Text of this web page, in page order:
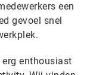
een
gevoel snel
erg enthousiast